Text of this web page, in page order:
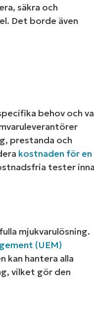
säkra och
Det borde även
behov och
prestanda och
kostnaden för en
tester
mjukvarulösning.
(UEM)
hantera alla
vilket gör den